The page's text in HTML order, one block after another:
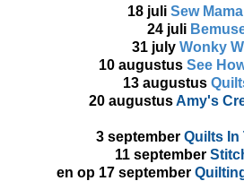
18 juli Sew
24 juli
31 july Wonky
10 augustus See
13 augustus
20 augustusAmy's
3 september Quilts In
11 september
en op 17 september